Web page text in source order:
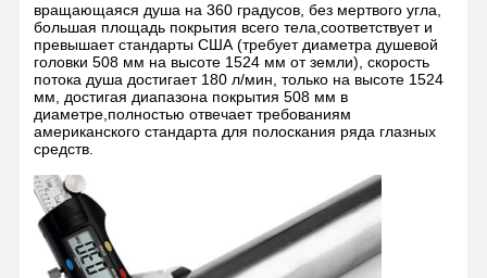
Дом Продукция
Экскурсия
вращающаяся душа на 360 градусов, без мертвого угла,
большая площадь покрытия всего тела,соответствует и
превышает стандарты США (требует диаметра душевой
головки 508 мм на высоте 1524 мм от земли), скорость
потока душа достигает 180 л/мин, только на высоте 1524
мм, достигая диапазона покрытия 508 мм в
диаметре,полностью отвечает требованиям
американского стандарта для полоскания ряда глазных
средств.